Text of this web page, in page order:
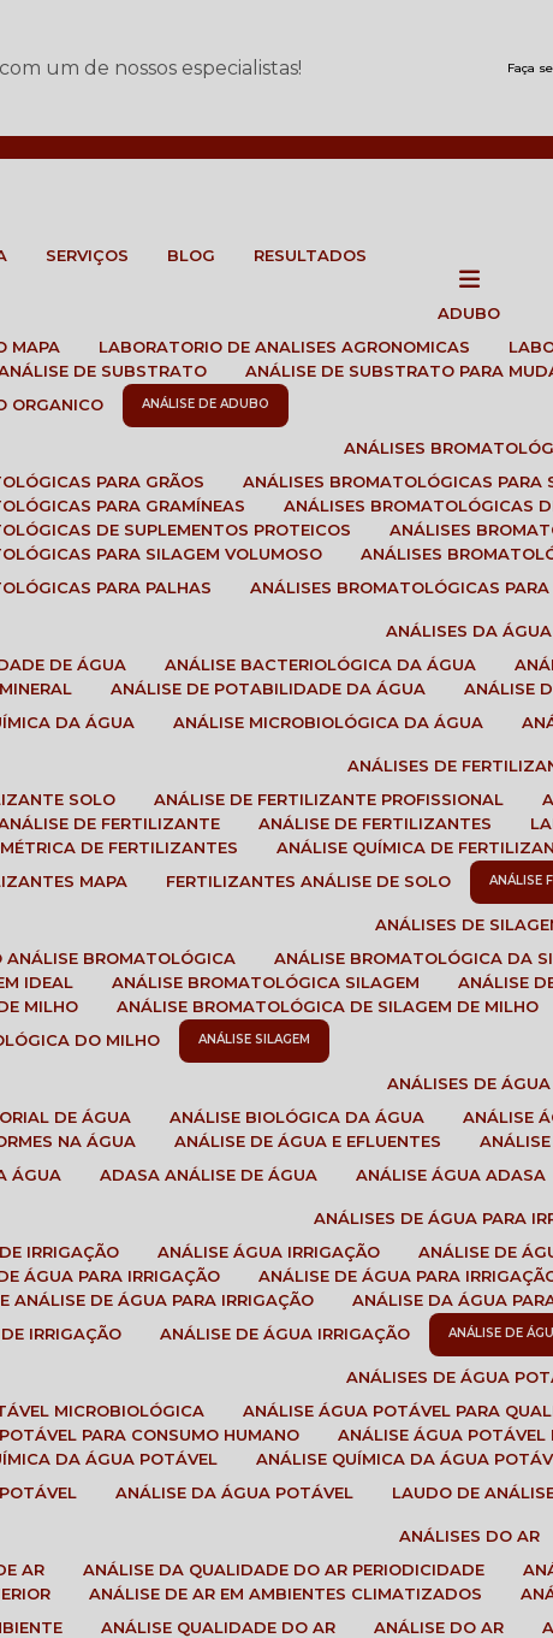
um de nossos especialistas! Faça
SERVIÇOS BLOG RESULTADOS
ADUBO
MAPA
LABORATORIO DE ANALISES AGRONOMICAS
DE SUBSTRATO
ANÁLISE DE SUBSTRATO PARA
ORGANICO
ANÁLISE DE ADUBO
ANÁLISES
PARA GRÃOS
ANÁLISES BROMATOLÓGICAS PARA
PARA GRAMÍNEAS
ANÁLISES BROMATOLÓGICAS
DE SUPLEMENTOS PROTEICOS
ANÁLISES
PARA SILAGEM VOLUMOSO
ANÁLISES
PARA PALHAS
ANÁLISES BROMATOLÓGICAS PARA
ANÁLISES DA ÁGUA
DE ÁGUA
ANÁLISE BACTERIOLÓGICA DA ÁGUA
ANÁLISE DE POTABILIDADE DA ÁGUA ANÁLISE
DA ÁGUA
ANÁLISE MICROBIOLÓGICA DA ÁGUA
ANÁLISES DE
SOLO
ANÁLISE DE FERTILIZANTE PROFISSIONAL
DE FERTILIZANTE
ANÁLISE DE FERTILIZANTES
DE FERTILIZANTES
ANÁLISE QUÍMICA DE
MAPA
FERTILIZANTES ANÁLISE DE SOLO ANÁLISE
ANÁLISES DE
ANÁLISE BROMATOLÓGICA
ANÁLISE BROMATOLÓGICA DA
IDEAL
ANÁLISE BROMATOLÓGICA SILAGEM ANÁLISE
MILHO
ANÁLISE BROMATOLÓGICA DE SILAGEM DE MILHO
DO MILHO
ANÁLISE SILAGEM
ANÁLISES DE ÁGUA
DE ÁGUA
ANÁLISE BIOLÓGICA DA ÁGUA ANÁLISE
NA ÁGUA
ANÁLISE DE ÁGUA E EFLUENTES
ÁGUA
ADASA ANÁLISE DE ÁGUA ANÁLISE ÁGUA ADASA
ANÁLISES DE ÁGUA PARA
IRRIGAÇÃO
ANÁLISE ÁGUA IRRIGAÇÃO
ANÁLISE DE
ÁGUA PARA IRRIGAÇÃO
ANÁLISE DE ÁGUA PARA
ANÁLISE DE ÁGUA PARA IRRIGAÇÃO
ANÁLISE DA ÁGUA
IRRIGAÇÃO
ANÁLISE DE ÁGUA IRRIGAÇÃO ANÁLISE DE
ANÁLISES DE ÁGUA
MICROBIOLÓGICA
ANÁLISE ÁGUA POTÁVEL PARA
POTÁVEL PARA CONSUMO HUMANO
ANÁLISE ÁGUA
DA ÁGUA POTÁVEL
ANÁLISE QUÍMICA DA ÁGUA
ANÁLISE DA ÁGUA POTÁVEL LAUDO DE
ANÁLISES DO AR
AR
ANÁLISE DA QUALIDADE DO AR PERIODICIDADE
ANÁLISE DE AR EM AMBIENTES CLIMATIZADOS
ANÁLISE QUALIDADE DO AR ANÁLISE DO AR